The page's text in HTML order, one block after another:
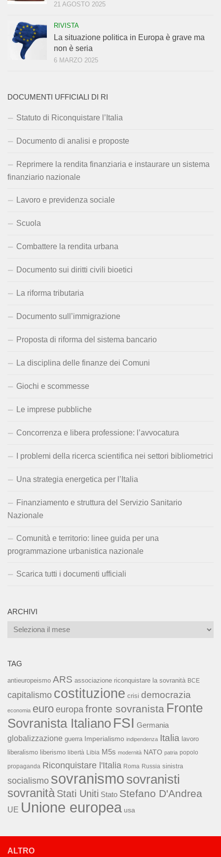
21 AGOSTO 2025
RIVISTA
La situazione politica in Europa è grave ma
non è seria
6 MARZO 2025
DOCUMENTI UFFICIALI DI RI
Statuto di Riconquistare l’Italia
Documento di analisi e proposte
Reprimere la rendita finanziaria e instaurare un sistema
finanziario nazionale
Lavoro e previdenza sociale
Scuola
Combattere la rendita urbana
Documento sui diritti civili bioetici
La riforma tributaria
Documento sull’immigrazione
Proposta di riforma del sistema bancario
La disciplina delle finanze dei Comuni
Giochi e scommesse
Le imprese pubbliche
Concorrenza e libera professione: l’avvocatura
I problemi della ricerca scientifica nei settori bibliometrici
Una strategia energetica per l’Italia
Finanziamento e struttura del Servizio Sanitario
Nazionale
Comunità e territorio: linee guida per una
programmazione urbanistica nazionale
Scarica tutti i documenti ufficiali
ARCHIVI
Archivi
TAG
antieuropeismo ARS associazione riconquistare la sovranità BCE
capitalismo costituzione crisi democrazia
economia euro europa fronte sovranista Fronte
Sovranista Italiano FSI Germania
globalizzazione guerra Imperialismo indipendenza Italia lavoro
liberalismo liberismo libertà Libia M5s modernità NATO patria popolo
propaganda Riconquistare l'Italia Roma Russia sinistra
socialismo sovranismo sovranisti
sovranità Stati Uniti Stato Stefano D'Andrea
UE Unione europea usa
ALTRO